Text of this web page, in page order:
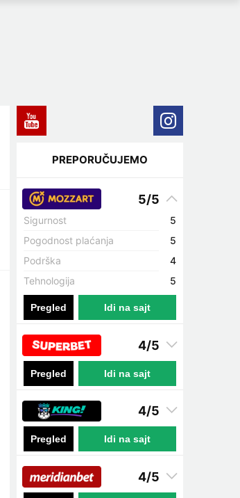
PREPORUČUJEMO
5/5
Sigurnost
5
Pogodnost plaćanja
5
Podrška
4
Tehnologija
5
Pregled Idi na sajt
4/5
Pregled Idi na sajt
4/5
Pregled Idi na sajt
4/5